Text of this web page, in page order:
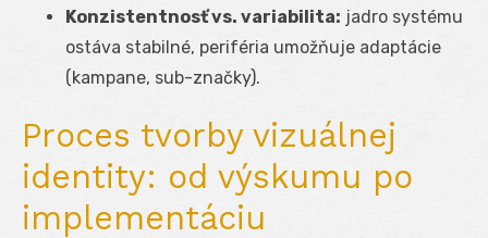
Konzistentnosť vs. variabilita: jadro systému
ostáva stabilné, periféria umožňuje adaptácie
(kampane, sub-značky).
Proces tvorby vizuálnej
identity: od výskumu po
implementáciu